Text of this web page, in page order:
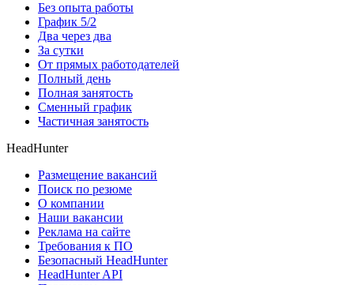
Без опыта работы
График 5/2
Два через два
За сутки
От прямых работодателей
Полный день
Полная занятость
Сменный график
Частичная занятость
HeadHunter
Размещение вакансий
Поиск по резюме
О компании
Наши вакансии
Реклама на сайте
Требования к ПО
Безопасный HeadHunter
HeadHunter API